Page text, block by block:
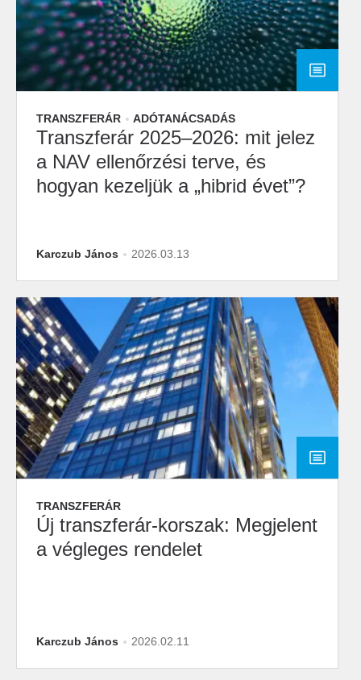
TRANSZFERÁR ADÓTANÁCSADÁS
Transzferár 2025–2026: mit jelez
a NAV ellenőrzési terve, és
hogyan kezeljük a „hibrid évet”?
Karczub János 2026.03.13
TRANSZFERÁR
Új transzferár-korszak: Megjelent
a végleges rendelet
Karczub János 2026.02.11